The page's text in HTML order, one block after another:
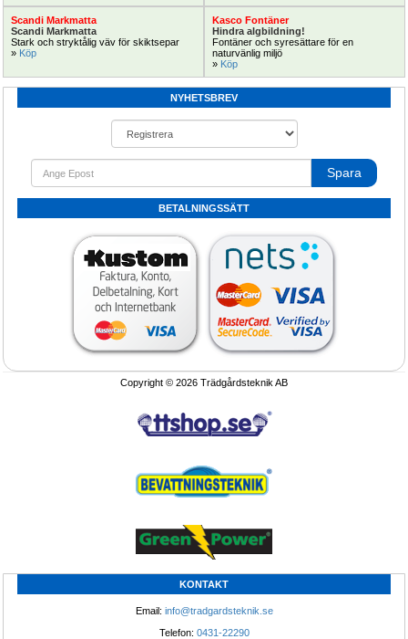
Befuktning & kylning Trädgård kit
Basic för standard vattentryck
Mobil spruta pan 300, 300liter 170bar
100m slang
Högtrycksspruta 170bar 100meter
Techno
Planteringsrobot, såmaskin, bevramp,
Maskiner-Urbinati/Sitec
Planteringsrobot och såmaskiner
Urbinati / Sitec
Beställ Nu!
Bevattningsmaskin JOLLY BEV
Bevattningsmaskiner som ger säker
bevattning
Tillfälle!
skugghall
Ansiktsmask Gasmask helmask,
Andningsmask för damm, virus och
skydd
Scandi Markmatta
Scandi Markmatta
Stark och stryktålig väv för skiktsepar
» Köp
Kasco Fontäner
Hindra algbildning!
Fontäner och syresättare för en
naturvänlig miljö
» Köp
NYHETSBREV
Spara
BETALNINGSSÄTT
Copyright © 2026 Trädgårdsteknik AB
KONTAKT
Email: info@tradgardsteknik.se
Telefon: 0431-22290